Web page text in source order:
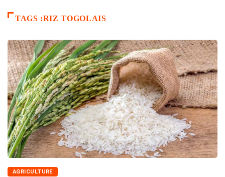
TAGS :RIZ TOGOLAIS
AGRICULTURE